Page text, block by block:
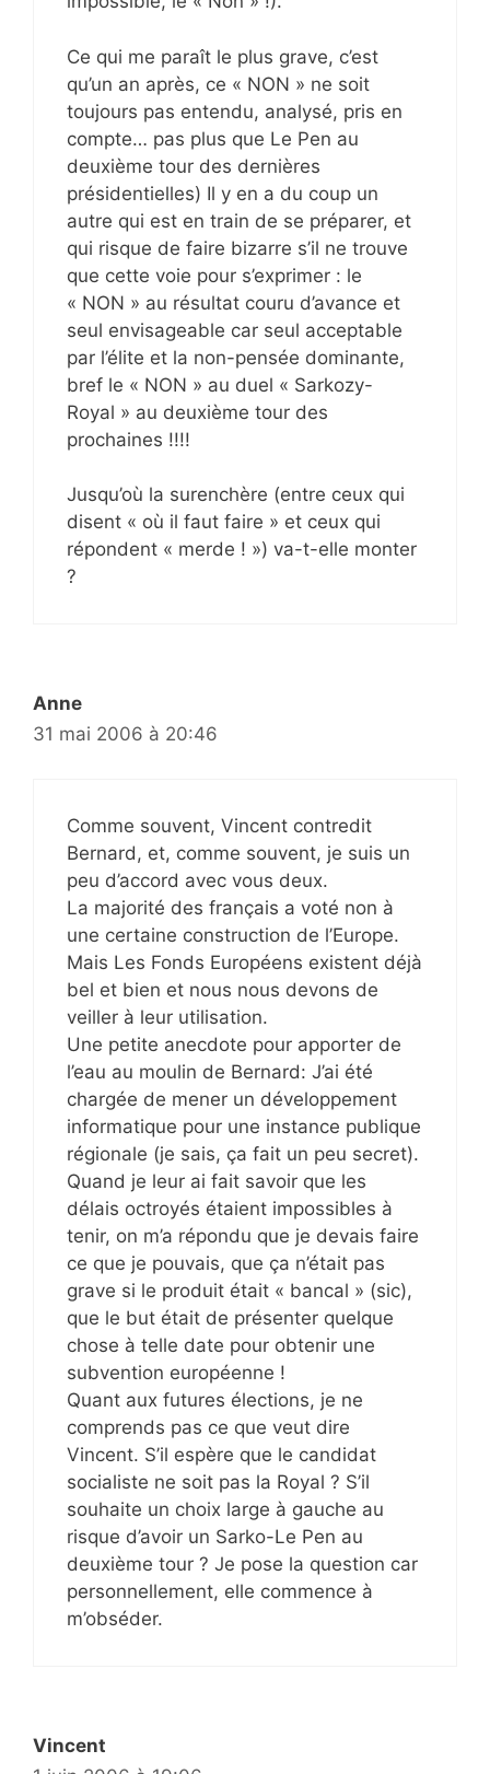
Ce qui me paraît le plus grave, c’est
qu’un an après, ce « NON » ne soit
toujours pas entendu, analysé, pris en
compte… pas plus que Le Pen au
deuxième tour des dernières
présidentielles) Il y en a du coup un
autre qui est en train de se préparer, et
qui risque de faire bizarre s’il ne trouve
que cette voie pour s’exprimer : le
« NON » au résultat couru d’avance et
seul envisageable car seul acceptable
par l’élite et la non-pensée dominante,
bref le « NON » au duel « Sarkozy-
Royal » au deuxième tour des
prochaines !!!!
Jusqu’où la surenchère (entre ceux qui
disent « où il faut faire » et ceux qui
répondent « merde ! ») va-t-elle monter
?
Anne
31 mai 2006 à 20:46
Comme souvent, Vincent contredit
Bernard, et, comme souvent, je suis un
peu d’accord avec vous deux.
La majorité des français a voté non à
une certaine construction de l’Europe.
Mais Les Fonds Européens existent déjà
bel et bien et nous nous devons de
veiller à leur utilisation.
Une petite anecdote pour apporter de
l’eau au moulin de Bernard: J’ai été
chargée de mener un développement
informatique pour une instance publique
régionale (je sais, ça fait un peu secret).
Quand je leur ai fait savoir que les
délais octroyés étaient impossibles à
tenir, on m’a répondu que je devais faire
ce que je pouvais, que ça n’était pas
grave si le produit était « bancal » (sic),
que le but était de présenter quelque
chose à telle date pour obtenir une
subvention européenne !
Quant aux futures élections, je ne
comprends pas ce que veut dire
Vincent. S’il espère que le candidat
socialiste ne soit pas la Royal ? S’il
souhaite un choix large à gauche au
risque d’avoir un Sarko-Le Pen au
deuxième tour ? Je pose la question car
personnellement, elle commence à
m’obséder.
Vincent